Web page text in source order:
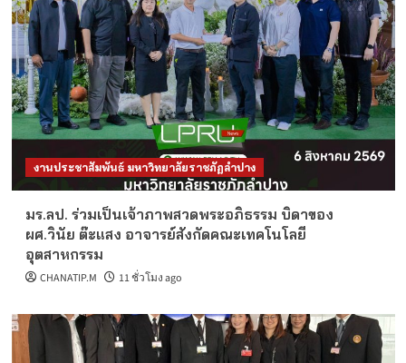
งานประชาสัมพันธ์ มหาวิทยาลัยราชภัฏลำปาง
มร.ลป. ร่วมเป็นเจ้าภาพสวดพระอภิธรรม บิดาของ
ผศ.วินัย ต๊ะแสง อาจารย์สังกัดคณะเทคโนโลยี
อุตสาหกรรม
CHANATIP.M 11 ชั่วโมง ago